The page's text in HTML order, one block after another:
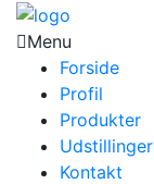
Menu
Forside
Profil
Produkter
Udstillinger
Kontakt